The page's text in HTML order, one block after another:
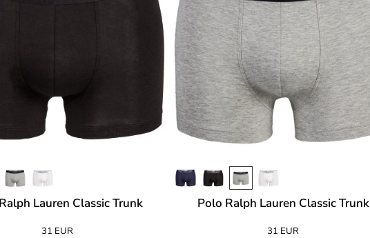
Lauren Classic Trunk
31 EUR
Polo Ralph Lauren Classic Trunk
31 EUR